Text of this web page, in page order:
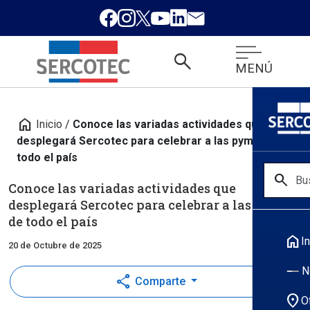
search MENÚ
search
home
location_on
home Inicio / Conoce las variadas actividades que
desplegará Sercotec para celebrar a las pymes de
todo el país
Conoce las variadas actividades que
desplegará Sercotec para celebrar a las pymes
de todo el país
20 de Octubre de 2025
share Comparte